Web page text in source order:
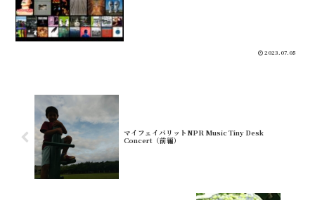
2023.07.05
マイフェイバリットNPR Music Tiny Desk
Concert（前編）